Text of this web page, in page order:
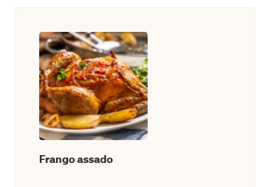
Frango assado